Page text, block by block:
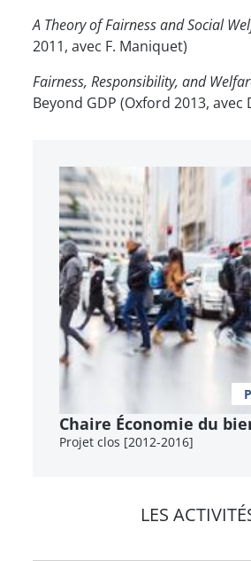
A Theory of Fairness and Social
2011, avec F. Maniquet)
Fairness, Responsibility, and
Beyond GDP (Oxford 2013, avec
Chaire Économie du
Projet clos [2012-2016]
LES